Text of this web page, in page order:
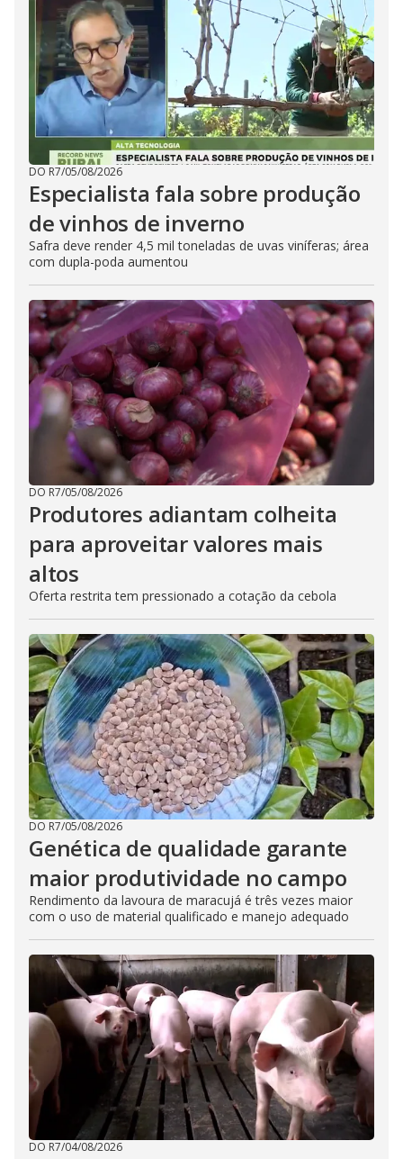
DO R7/05/08/2026
Especialista fala sobre produção
de vinhos de inverno
Safra deve render 4,5 mil toneladas de uvas viníferas; área
com dupla-poda aumentou
DO R7/05/08/2026
Produtores adiantam colheita
para aproveitar valores mais
altos
Oferta restrita tem pressionado a cotação da cebola
DO R7/05/08/2026
Genética de qualidade garante
maior produtividade no campo
Rendimento da lavoura de maracujá é três vezes maior
com o uso de material qualificado e manejo adequado
DO R7/04/08/2026